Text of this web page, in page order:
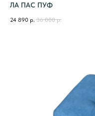
ЛА ПАС ПУФ
24 890 р. 36 000 р.